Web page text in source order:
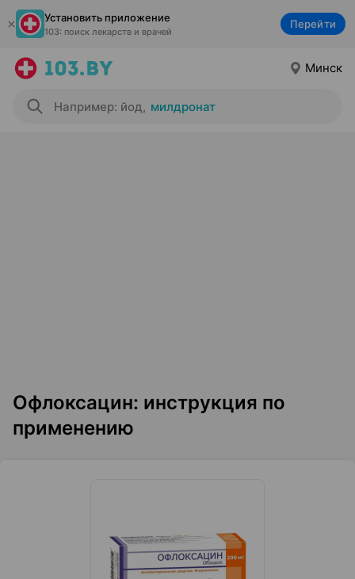
Установить приложение
103: поиск лекарств и врачей
Перейти
Минск
Например: йод, милдронат
Офлоксацин: инструкция по
применению